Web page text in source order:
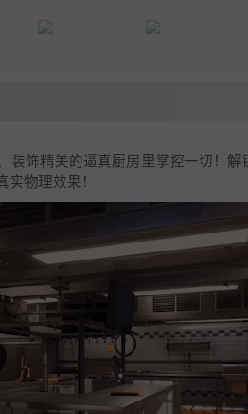
装饰精美的逼真厨房里掌控一切！
物理效果！